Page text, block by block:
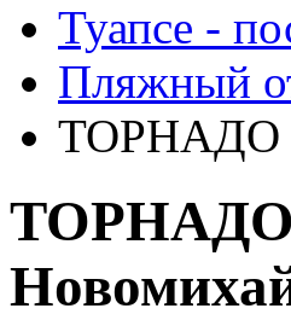
Туапсе -
Пляжный
ТОРНАДО
ТОРНАДО